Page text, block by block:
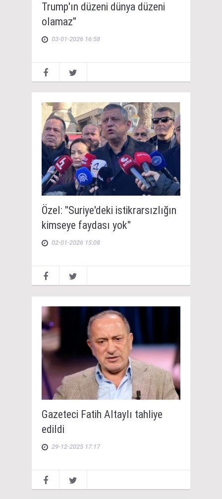
Trump'ın düzeni dünya düzeni
olamaz"
03-01-2026 16:58
Özel: "Suriye'deki istikrarsızlığın
kimseye faydası yok"
02-01-2026 15:08
Gazeteci Fatih Altaylı tahliye
edildi
29-12-2025 17:17